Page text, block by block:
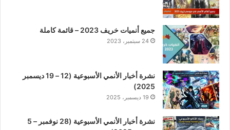
جميع أنميات خريف 2023 – قائمة كاملة
24 سبتمبر، 2023
نشرة أخبار الأنمي الأسبوعية (12 – 19 ديسمبر
2025)
19 ديسمبر، 2025
نشرة أخبار الأنمي الأسبوعية (28 نوفمبر – 5